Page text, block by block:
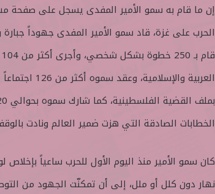
إن ما قام به سمو الأمير المفدى يسجل على صفحة
الحرب على غزة، قاد سمو الأمير المفدى جهوداً
العربية
الخطابات الصادقة التي هزت ضمير العالم ونادت
كان سمو الأمير منذ اليوم الأول للحرب ساعياً
نهار دون كلل أو ملل، إلى أن تمكنّت الجهود من